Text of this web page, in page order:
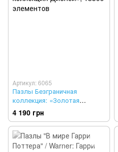
Артикул: 6065
Пазлы Безграничная
коллекция: «Золотая
коллекция Дисней», 13500
элементов
4 190 грн